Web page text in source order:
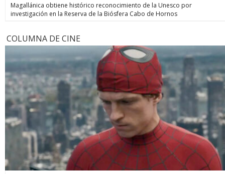
Magallánica obtiene histórico reconocimiento de la Unesco por
investigación en la Reserva de la Biósfera Cabo de Hornos
COLUMNA DE CINE